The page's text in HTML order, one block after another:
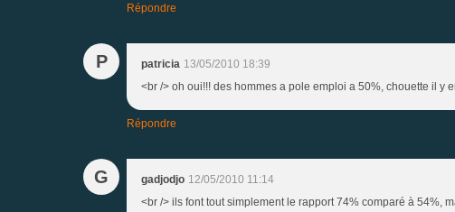
Répondre
P patricia 13/05/2010 18:39
<br /> oh oui!!! des hommes a pole emploi a 50%, chouette il y
Répondre
G gadjodjo 12/05/2010 11:14
<br /> ils font tout simplement le rapport 74% comparé à 54%,